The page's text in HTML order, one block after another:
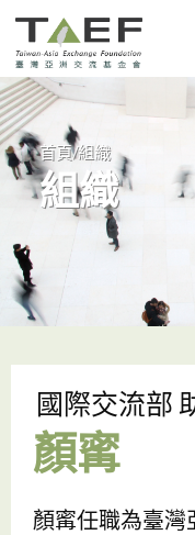
TAEF
o
m
e
p
m
首頁/組織
組織
國際交流部
顏寗
顏寗任職為臺灣